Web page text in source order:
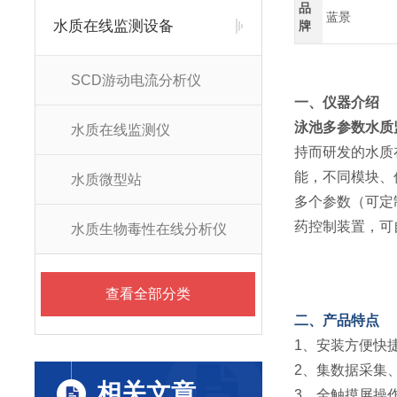
水质在线监测设备
SCD游动电流分析仪
水质在线监测仪
水质微型站
水质生物毒性在线分析仪
查看全部分类
品
牌
蓝景
一、仪器介绍
泳池多参数水质
持而研发的水
能，不同模块
多个参数（可
药控制装置，
二、产品特点
1、安装方便快
2、集数据采集